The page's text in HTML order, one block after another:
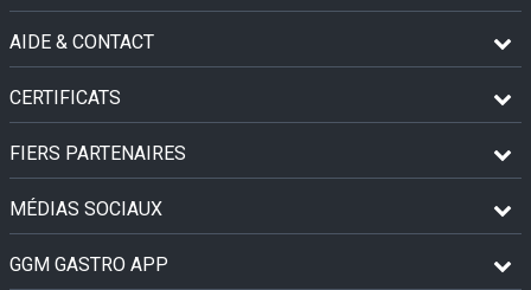
AIDE & CONTACT
CERTIFICATS
FIERS PARTENAIRES
MÉDIAS SOCIAUX
GGM GASTRO APP